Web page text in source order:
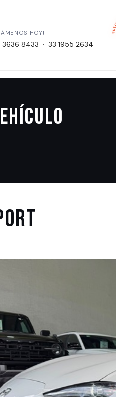
HOY!
3636 8433 · 33 1955 2634